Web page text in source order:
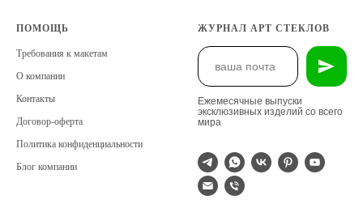
ПОМОЩЬ
Требования к макетам
О компании
Контакты
Договор-оферта
Политика конфиденциальности
Блог компании
ЖУРНАЛ АРТ СТЕКЛОВ
Ежемесячные выпуски
эксклюзивных изделий со всего
мира